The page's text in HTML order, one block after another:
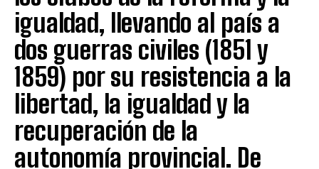
igualdad, llevando al país a
dos guerras civiles (1851 y
1859) por su resistencia a la
libertad, la igualdad y la
recuperación de la
autonomía provincial. De